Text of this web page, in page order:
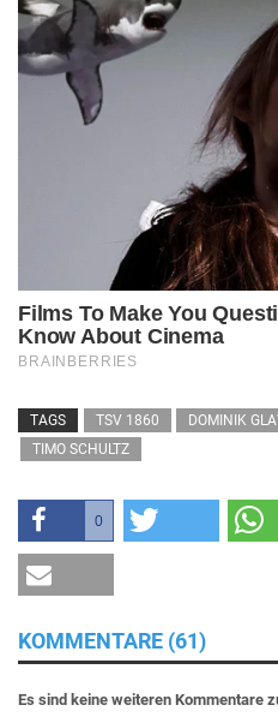
TAGS TSV 1860 DOMINIK
TIMO SCHULTZ
0
KOMMENTARE (61)
Es sind keine weiteren Kommentare